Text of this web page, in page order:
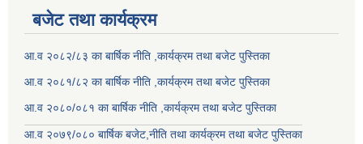
बजेट तथा कार्यक्रम
आ.व २०८२/८३ का बार्षिक नीति ,कार्यक्रम तथा बजेट पुस्तिका
आ.व २०८१/८२ का बार्षिक नीति ,कार्यक्रम तथा बजेट पुस्तिका
आ.व २०८०/०८१ का बार्षिक नीति ,कार्यक्रम तथा बजेट पुस्तिका
आ.व २०७९/०८० बार्षिक बजेट,नीति तथा कार्यक्रम तथा बजेट पुस्तिका